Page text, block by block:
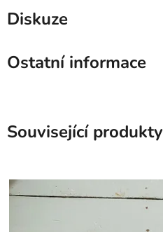
Diskuze
Ostatní informace
Související produkty